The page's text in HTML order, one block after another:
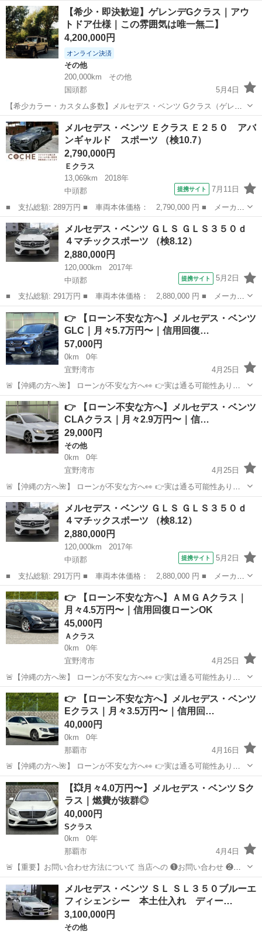
名： メルセデス・ベンツ ■ 車種名： Ａクラス ■ グレード
名： Ａ２００ｄ ＡＭＧライン ディーゼル マクストンエアロ
パナメリカーナ...
沖縄 中頭郡 Ａクラス
【希少・即決歓迎】ゲレンデGクラス｜アウ
トドア仕様｜この雰囲気は唯一無二】
4,200,000円
オンライン決済
その他
200,000km
その他
国頭郡
5月4日
【希少カラー・カスタム多数】メルセデス・ベンツ Gクラス（ゲレン
デ）｜プロフェッショナルアウトドア仕様｜即乗りOK メルセデス・
ベンツ Gクラス（通称ゲレンデ）を出品します。 クラシックな雰囲気
を残しつつ、アウトドア...
沖縄 国頭郡
メルセデス・ベンツ Ｅクラス Ｅ２５０ アバ
ンギャルド スポーツ （検10.7）
2,790,000円
Ｅクラス
13,069km
2018年
中頭郡
提携サイト 7月11日
■ 支払総額: 289万円 ■ 車両本体価格： 2,790,000 円 ■ メーカー
名： メルセデス・ベンツ ■ 車種名： Ｅクラス ■ グレード
名： Ｅ２５０ アバンギャルド スポーツ ■ 排気量： 2000cc
■ ド...
沖縄 中頭郡 Ｅクラス
メルセデス・ベンツ ＧＬＳ ＧＬＳ３５０ｄ
４マチックスポーツ （検8.12）
2,880,000円
120,000km
2017年
中頭郡
提携サイト 5月2日
■ 支払総額: 291万円 ■ 車両本体価格： 2,880,000 円 ■ メーカー
名： メルセデス・ベンツ ■ 車種名： ＧＬＳ ■ グレード名：
ＧＬＳ３５０ｄ ４マチックスポーツ ■ 排気量： 3000cc ■ ド
ア...
沖縄 中頭郡 ベンツ（メルセデス）
👉 【ローン不安な方へ】メルセデス・ベンツ
GLC｜月々5.7万円〜｜信用回復…
57,000円
0km
0年
宜野湾市
4月25日
🚨【沖縄の方へ🌺】 ローンが不安な方へ👀 👉実は通る可能性ありま
す🔥 ただし… ❶お問い合わせ ❷審査 ❸車両案内 すべて 👉【下の
URLのLINEからのみ受付】です🙇 ▼LINE追加は...
沖縄 宜野湾市 ベンツ（メルセデス）
👉 【ローン不安な方へ】メルセデス・ベンツ
CLAクラス｜月々2.9万円〜｜信…
29,000円
その他
0km
0年
宜野湾市
4月25日
🚨【沖縄の方へ🌺】 ローンが不安な方へ👀 👉実は通る可能性ありま
す🔥 ただし… ❶お問い合わせ ❷審査 ❸車両案内 すべて 👉【下の
URLのLINEからのみ受付】です🙇 ▼LINE追加は...
沖縄 宜野湾市 その他
メルセデス・ベンツ ＧＬＳ ＧＬＳ３５０ｄ
４マチックスポーツ （検8.12）
2,880,000円
120,000km
2017年
中頭郡
提携サイト 5月2日
■ 支払総額: 291万円 ■ 車両本体価格： 2,880,000 円 ■ メーカー
名： メルセデス・ベンツ ■ 車種名： ＧＬＳ ■ グレード名：
ＧＬＳ３５０ｄ ４マチックスポーツ ■ 排気量： 3000cc ■ ド
ア...
沖縄 中頭郡 ベンツ（メルセデス）
👉 【ローン不安な方へ】ＡＭＧ Aクラス｜
月々4.5万円〜｜信用回復ローンOK
45,000円
Ａクラス
0km
0年
宜野湾市
4月25日
🚨【沖縄の方へ🌺】 ローンが不安な方へ👀 👉実は通る可能性ありま
す🔥 ただし… ❶お問い合わせ ❷審査 ❸車両案内 すべて 👉【下の
URLのLINEからのみ受付】です🙇 ▼LINE追加は...
沖縄 宜野湾市 Ａクラス Aクラス
👉 【ローン不安な方へ】メルセデス・ベンツ
Eクラス｜月々3.5万円〜｜信用回…
40,000円
0km
0年
那覇市
4月16日
🚨【沖縄の方へ🌺】 ローンが不安な方へ👀 👉実は通る可能性ありま
す🔥 ただし… ❶お問い合わせ ❷審査 ❸車両案内 すべて 👉【下の
URLのLINEからのみ受付】です🙇 ▼LINE追加は...
沖縄 那覇市 ベンツ（メルセデス） Eクラス
【💥月々4.0万円〜】メルセデス・ベンツ Sク
ラス｜燃費が抜群◎
40,000円
Sクラス
0km
0年
那覇市
4月4日
🚨【重要】お問い合わせ方法について 当店への ❶お問い合わせ ❷ロ
ーン審査 ❸車両のご案内 はすべて 【下記のLINEからのみ受付】とな
ります🙇 ▼こちらからLINE追加 ht...
沖縄 那覇市 Sクラス
メルセデス・ベンツ ＳＬ ＳＬ３５０ブルーエ
フィシェンシー 本土仕入れ ディー…
3,100,000円
その他